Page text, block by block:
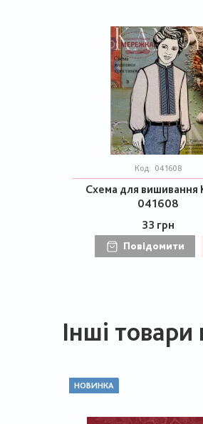
Код: 041608
Схема для вишивання
041608
33 грн
Повідомити
Інші товари
НОВИНКА